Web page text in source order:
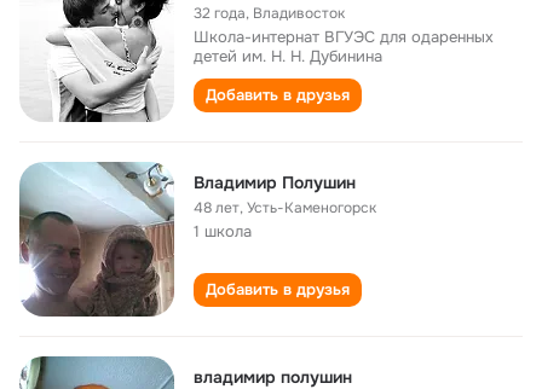
32 года, Владивосток
Школа-интернат ВГУЭС для одаренных
детей им. Н. Н. Дубинина
Добавить в друзья
Владимир Полушин
48 лет,Усть-Каменогорск
1 школа
Добавить в друзья
владимир полушин